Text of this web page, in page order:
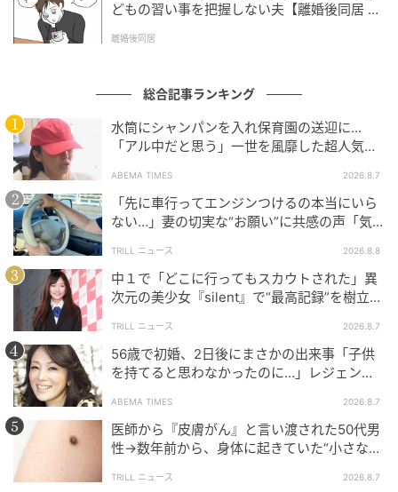
ウーマンエキサイト
どもの習い事を把握しない夫【離婚後同居 Vo
離婚後同居
総合記事ランキング
水筒にシャンパンを入れ保育園の送迎に…
「アル中だと思う」一世を風靡した超人気タ
ABEMA TIMES 2026.8.7
「先に車行ってエンジンつけるの本当にいら
ない…」妻の切実な“お願い”に共感の声「気
TRILL ニュース 2026.8.8
中１で「どこに行ってもスカウトされた」異
次元の美少女『silent』で“最高記録”を樹立し
TRILL ニュース 2026.8.7
56歳で初婚、2日後にまさかの出来事「子供
を持てると思わなかったのに…」レジェンド
ABEMA TIMES 2026.8.7
医師から『皮膚がん』と言い渡された50代男
性→数年前から、身体に起きていた“小さな異
TRILL ニュース 2026.8.7